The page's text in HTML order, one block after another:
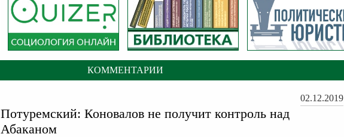
КОММЕНТАРИИ
02.12.2019
Потуремский: Коновалов не получит контроль над
Абаканом